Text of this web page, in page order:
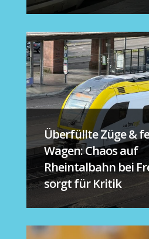
Überfüllte Züge &
Wagen: Chaos auf
Rheintalbahn bei
sorgt für Kritik